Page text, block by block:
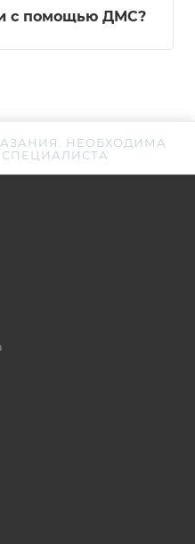
с помощью ДМС?
НЕОБХОДИМА